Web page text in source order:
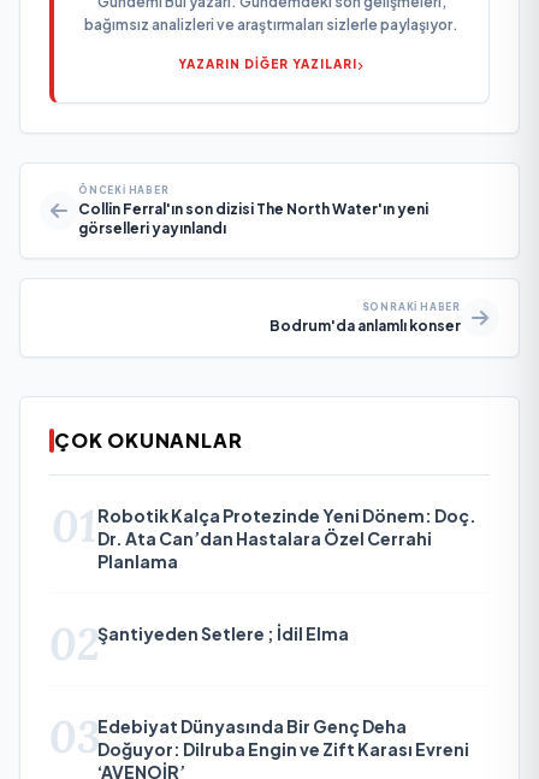
bağımsız analizleri ve araştırmaları sizlerle paylaşıyor.
YAZARIN DİĞER YAZILARI
ÖNCEKI HABER
Collin Ferral'ın son dizisi The North Water'ın yeni
görselleri yayınlandı
SONRAKI HABER
Bodrum'da anlamlı konser
ÇOK OKUNANLAR
01 Robotik Kalça Protezinde Yeni Dönem: Doç.
Dr. Ata Can’dan Hastalara Özel Cerrahi
Planlama
02Şantiyeden Setlere ; İdil Elma
03Edebiyat Dünyasında Bir Genç Deha
Doğuyor: Dilruba Engin ve Zift Karası Evreni
‘AVENOİR’